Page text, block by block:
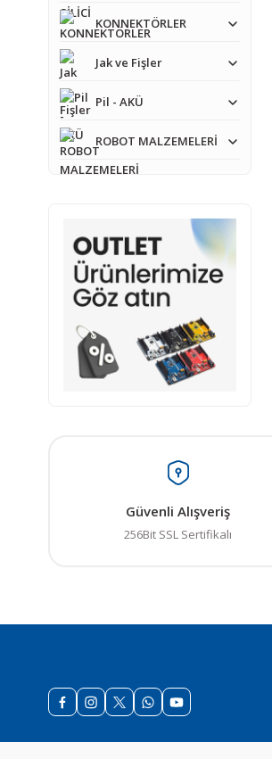
KONNEKTÖRLER
Jak ve Fişler
Pil - AKÜ
ROBOT MALZEMELERİ
Güvenli Alışveriş
256Bit SSL Sertifikalı